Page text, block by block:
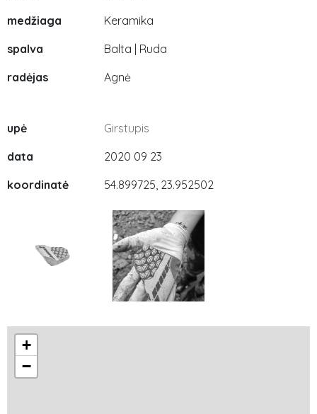
medžiaga
Keramika
spalva
Balta | Ruda
radėjas
Agnė
upė
Girstupis
data
2020 09 23
koordinatė
54.899725, 23.952502
+
−